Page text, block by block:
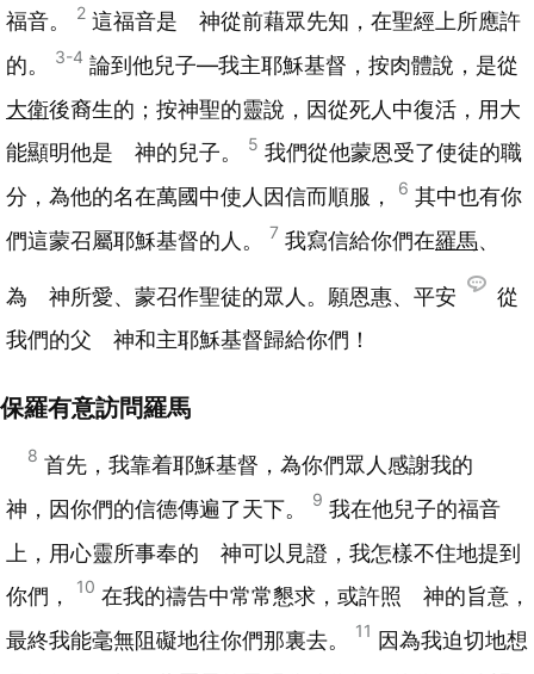
福音。
2 這福音是 神從前藉眾先知，在聖經上所應許
的。
3-4 論到他兒子—我主耶穌基督，按肉體說，是從
大衛後裔生的；按神聖的靈說，因從死人中復活，用大
能顯明他是 神的兒子。
5 我們從他蒙恩受了使徒的職
分，為他的名在萬國中使人因信而順服，
6 其中也有你
們這蒙召屬耶穌基督的人。
7 我寫信給你們在羅馬、
為 神所愛、蒙召作聖徒的眾人。願恩惠、平安
從
我們的父 神和主耶穌基督歸給你們！
保羅有意訪問羅馬
8 首先，我靠着耶穌基督，為你們眾人感謝我的
神，因你們的信德傳遍了天下。
9 我在他兒子的福音
上，用心靈所事奉的 神可以見證，我怎樣不住地提到
你們，
10 在我的禱告中常常懇求，或許照 神的旨意，
最終我能毫無阻礙地往你們那裏去。
11 因為我迫切地想